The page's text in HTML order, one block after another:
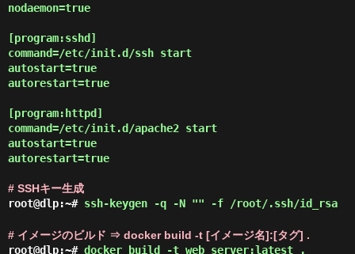
nodaemon=true
[program:sshd]
command=/etc/init.d/ssh start
autostart=true
autorestart=true
[program:httpd]
command=/etc/init.d/apache2 start
autostart=true
autorestart=true
# SSHキー生成
root@dlp:~# ssh-keygen -q -N "" -f /root/.ssh/id_rsa
# イメージのビルド ⇒ docker build -t [イメージ名]:[タグ] .
root@dlp:~# docker build -t web_server:latest .